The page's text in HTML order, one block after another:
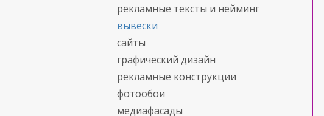
рекламные тексты и нейминг
вывески
сайты
графический дизайн
рекламные конструкции
фотообои
медиафасады